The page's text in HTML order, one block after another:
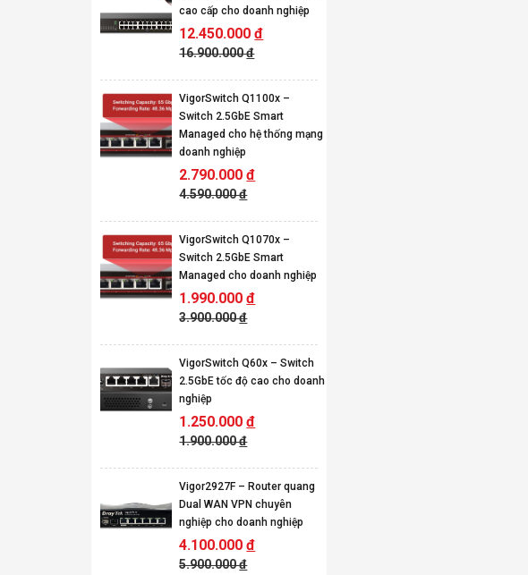
cao cấp cho doanh nghiệp
12.450.000đ
16.900.000đ
VigorSwitch Q1100x –
Switch 2.5GbE Smart
Managed cho hệ thống mạng
doanh nghiệp
2.790.000đ
4.590.000đ
VigorSwitch Q1070x –
Switch 2.5GbE Smart
Managed cho doanh nghiệp
1.990.000đ
3.900.000đ
VigorSwitch Q60x – Switch
2.5GbE tốc độ cao cho doanh
nghiệp
1.250.000đ
1.900.000đ
Vigor2927F – Router quang
Dual WAN VPN chuyên
nghiệp cho doanh nghiệp
4.100.000đ
5.900.000đ